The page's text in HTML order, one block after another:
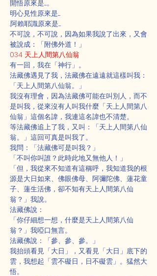
開悟原來是.....。
明心見性原來是.....
.阿賴耶識原來是.....
不可說，不可說，因為如果我說了出來，又會
被說成：「附佛外道！」
034 天上人間第八仙翁
有一回，我在「神行」。
法藏佛遇見了我，法藏佛在遠遠就這樣叫我：
「天上人間第八仙翁。」
我沒有理會，因為法藏佛可能在叫別人，而不
是叫我，從來沒有人叫我什麼「天上人間第八
仙翁」這個名諱，我連這名諱也不清楚。
等法藏佛追上了我，又叫：「天上人間第八仙
翁。」這回可真是叫我了。
我問：「法藏佛可是叫我？」
「不叫你叫誰？此時此地又無他人！」
「但，我從來不知道有這稱呼，我知道我的根
源是大日如來、佛眼佛母、阿彌陀佛、蓮花童
子、蓮生活佛，卻不知有天上人間第八仙
翁？」我說。
法藏佛說：
「你仔細想一想，什麼是天上人間第八仙
翁？」我啞口無言。
法藏佛說：「參、參、參。」
我抬頭看見「大日」，又看見「大日」底下的
雲，我想起「雲不礙日，日不礙雲」。猛然大
悟。